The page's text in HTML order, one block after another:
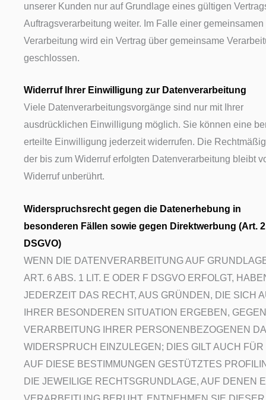
unserer Kunden nur auf Grundlage eines gültigen
Auftragsverarbeitung weiter. Im Falle einer gemeinsamen
Verarbeitung wird ein Vertrag über gemeinsame
geschlossen.
Widerruf Ihrer Einwilligung zur Datenverarbeitung
Viele Datenverarbeitungsvorgänge sind nur mit Ihrer
ausdrücklichen Einwilligung möglich. Sie können eine
erteilte Einwilligung jederzeit widerrufen. Die
der bis zum Widerruf erfolgten Datenverarbeitung bleibt
Widerruf unberührt.
Widerspruchsrecht gegen die Datenerhebung in
besonderen Fällen sowie gegen Direktwerbung (Art.
DSGVO)
WENN DIE DATENVERARBEITUNG AUF
ART. 6 ABS. 1 LIT. E ODER F DSGVO ERFOLGT,
JEDERZEIT DAS RECHT, AUS GRÜNDEN, DIE SICH
IHRER BESONDEREN SITUATION ERGEBEN,
VERARBEITUNG IHRER PERSONENBEZOGENEN
WIDERSPRUCH EINZULEGEN; DIES GILT AUCH FÜR
AUF DIESE BESTIMMUNGEN GESTÜTZTES
DIE JEWEILIGE RECHTSGRUNDLAGE, AUF DENEN